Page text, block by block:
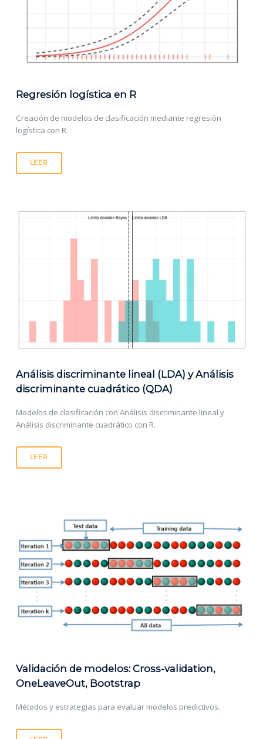
Regresión logística en R
Creación de modelos de clasificación mediante regresión
logística con R.
LEER
Análisis discriminante lineal (LDA) y Análisis
discriminante cuadrático (QDA)
Modelos de clasificación con Análisis discriminante lineal y
Análisis discriminante cuadrático con R.
LEER
Validación de modelos: Cross-validation,
OneLeaveOut, Bootstrap
Métodos y estrategias para evaluar modelos predictivos.